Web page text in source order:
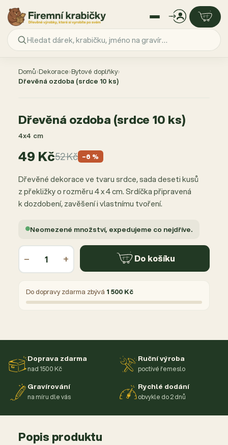
obsah
Domů›Dekorace›Bytové doplňky›
Dřevěná ozdoba (srdce 10 ks)
Dřevěná ozdoba (srdce 10 ks)
4x4 cm
49 Kč52 Kč −6 %
Dřevěné dekorace ve tvaru srdce, sada deseti kusů
z překližky o rozměru 4 x 4 cm. Srdíčka připravená
k dozdobení, zavěšení i vlastnímu tvoření.
Neomezené množství, expedujeme co nejdříve.
− + Do košíku
Do dopravy zdarma zbývá 1 500 Kč
Doprava zdarma
nad 1500 Kč
Ruční výroba
poctivé řemeslo
Gravírování
na míru dle vás
Rychlé dodání
obvykle do 2 dnů
Popis produktu